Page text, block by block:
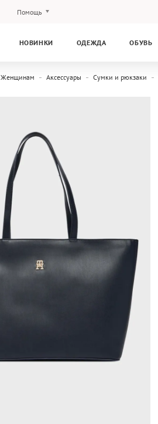
Помощь
НОВИНКИ ОДЕЖДА ОБУВЬ
Женщинам Аксессуары Сумки и рюкзаки